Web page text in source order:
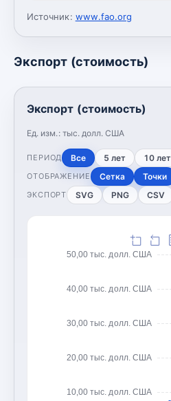
Источник: www.fao.org
Экспорт (стоимость)
Экспорт (стоимость)
Ед. изм.: тыс. долл. США
ПЕРИОД Все 5 лет 10 лет
ОТОБРАЖЕНИЕ Сетка Точки
ЭКСПОРТ SVG PNG CSV
10,00 тыс. долл. США
20,00 тыс. долл. США
30,00 тыс. долл. США
40,00 тыс. долл. США
50,00 тыс. долл. США